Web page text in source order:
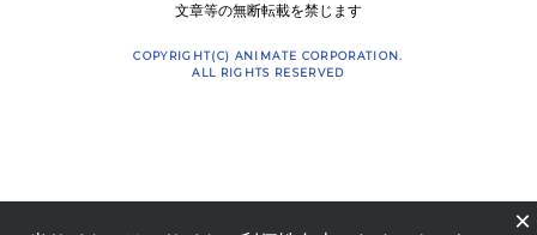
文章等の無断転載を禁じます
COPYRIGHT(C) ANIMATE CORPORATION.
ALL RIGHTS RESERVED
×